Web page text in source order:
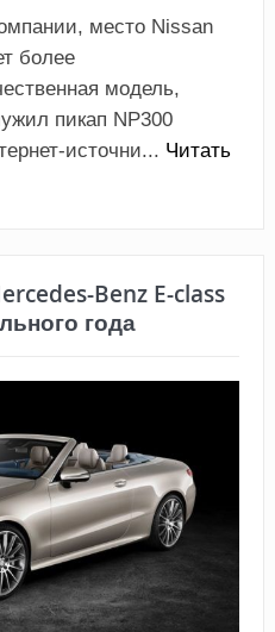
место Nissan
более
модель,
пикап NP300
источни... Читать
Benz E-class
года